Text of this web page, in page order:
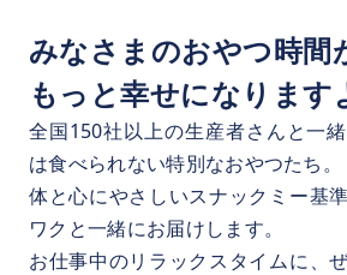
みなさまのおやつ時間
もっと幸せになります
全国150社以上の生産者さんと一
は食べられない特別なおやつたち。
体と心にやさしいスナックミー基
ワクと一緒にお届けします。
お仕事中のリラックスタイムに、